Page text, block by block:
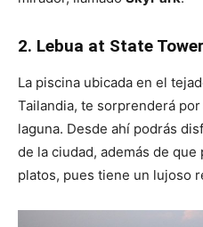
2. Lebua at State Tower
La piscina ubicada en el
Tailandia, te sorprenderá
laguna. Desde ahí podrás
de la ciudad, además de
platos, pues tiene un lujoso